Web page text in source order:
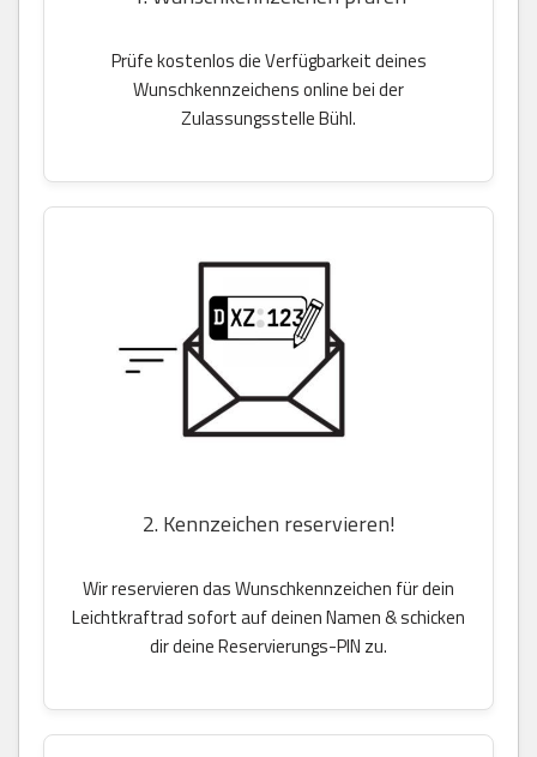
Prüfe kostenlos die Verfügbarkeit deines
Wunschkennzeichens online bei der
Zulassungsstelle Bühl.
2. Kennzeichen reservieren!
Wir reservieren das Wunschkennzeichen für dein
Leichtkraftrad sofort auf deinen Namen & schicken
dir deine Reservierungs-PIN zu.